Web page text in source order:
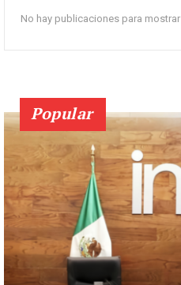
No hay publicaciones para mostrar
Popular